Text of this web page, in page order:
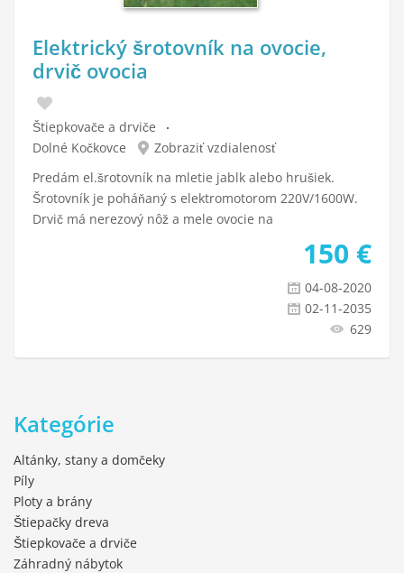
Elektrický šrotovník na ovocie,
drvič ovocia
Štiepkovače a drviče
Dolné Kočkovce
Zobraziť vzdialenosť
Predám el.šrotovník na mletie jablk alebo hrušiek.
Šrotovník je poháňaný s elektromotorom 220V/1600W.
Drvič má nerezový nôž a mele ovocie na
150 €
04-08-2020
02-11-2035
629
Kategórie
Altánky, stany a domčeky
Píly
Ploty a brány
Štiepačky dreva
Štiepkovače a drviče
Záhradný nábytok